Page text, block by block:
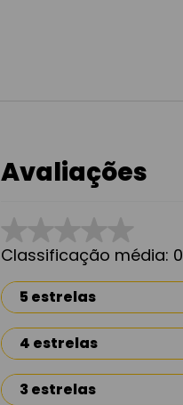
Avaliações
Classificação média: 0
5 estrelas
4 estrelas
3 estrelas